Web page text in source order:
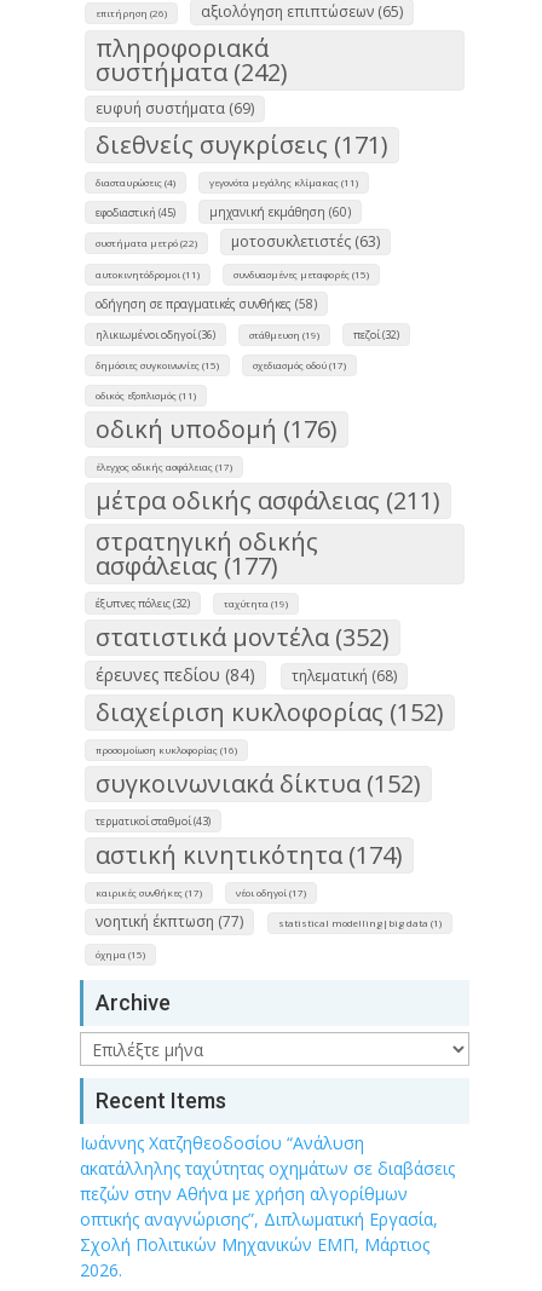
επιτήρηση (26) αξιολόγηση επιπτώσεων (65)
πληροφοριακά
συστήματα (242)
ευφυή συστήματα (69)
διεθνείς συγκρίσεις (171)
διασταυρώσεις (4) γεγονότα μεγάλης κλίμακας (11)
εφοδιαστική (45) μηχανική εκμάθηση (60)
συστήματα μετρό (22) μοτοσυκλετιστές (63)
αυτοκινητόδρομοι (11) συνδυασμένες μεταφορές (15)
οδήγηση σε πραγματικές συνθήκες (58)
ηλικιωμένοι οδηγοί (36) στάθμευση (19) πεζοί (32)
δημόσιες συγκοινωνίες (15) σχεδιασμός οδού (17)
οδικός εξοπλισμός (11)
οδική υποδομή (176)
έλεγχος οδικής ασφάλειας (17)
μέτρα οδικής ασφάλειας (211)
στρατηγική οδικής
ασφάλειας (177)
έξυπνες πόλεις (32) ταχύτητα (19)
στατιστικά μοντέλα (352)
έρευνες πεδίου (84) τηλεματική (68)
διαχείριση κυκλοφορίας (152)
προσομοίωση κυκλοφορίας (16)
συγκοινωνιακά δίκτυα (152)
τερματικοί σταθμοί (43)
αστική κινητικότητα (174)
καιρικές συνθήκες (17) νέοι οδηγοί (17)
νοητική έκπτωση (77) statistical modelling|big data (1)
όχημα (15)
Archive
Archive
Recent Items
Ιωάννης Χατζηθεοδοσίου “Ανάλυση
ακατάλληλης ταχύτητας οχημάτων σε διαβάσεις
πεζών στην Αθήνα με χρήση αλγορίθμων
οπτικής αναγνώρισης”, Διπλωματική Εργασία,
Σχολή Πολιτικών Μηχανικών ΕΜΠ, Μάρτιος
2026.